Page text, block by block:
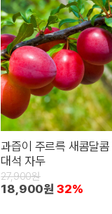
과즙이 주르륵 새콤달콤
대석 자두
27,900원
18,900원 32%